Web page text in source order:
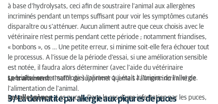
à base d’hydrolysats, ceci afin de soustraire l’animal aux allergènes
incriminés pendant un temps suffisant pour voir les symptômes cutanés
disparaître ou s’atténuer. Aucun aliment autre que ceux choisis avec le
vétérinaire n’est permis pendant cette période ; notamment friandises,
« bonbons », os … Une petite erreur, si minime soit-elle fera échouer tout
le processus. A l’issue de la période d’essai, si une amélioration sensible
est notée, il faudra alors déterminer (avec l’aide du vétérinaire
spécialisé en dermatologie) l’aliment qui était à l’origine de l’allergie.
Le traitement :Il suffit de supprimer à jamais l’aliment incriminé de
l’alimentation de l’animal.
3 / La dermatite par allergie aux piqures de puces
Les allergènes: Les puces. Dans le cas d’une infestation par les puces,